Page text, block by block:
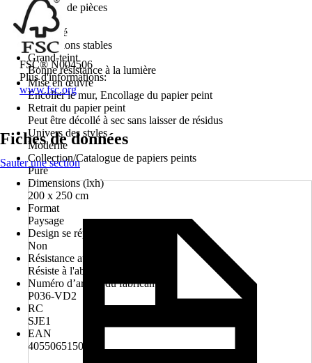
Nombre de pièces
2
Propriété
Dimensions stables
Grand-teint
Bonne résistance à la lumière
Mise en œuvre
Encoller le mur, Encollage du papier peint
Retrait du papier peint
Peut être décollé à sec sans laisser de résidus
Univers des styles
Moderne
Collection/Catalogue de papiers peints
Pure
Dimensions (lxh)
200 x 250 cm
Format
Paysage
Design se répétant
Non
Résistance au lavage
Résiste à l'abrasion
Numéro d’article du fabricant
P036-VD2
RC
SJE1
EAN
4055065150739
FSC® N004506
Plus d'informations:
www.fsc.org
Fiches de données
Sauter une section